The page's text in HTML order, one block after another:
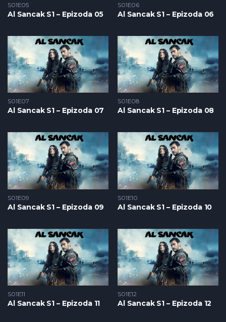
S01E05
Al Sancak S1 – Epizoda 05
S01E06
Al Sancak S1 – Epizoda 06
S01E07
Al Sancak S1 – Epizoda 07
S01E08
Al Sancak S1 – Epizoda 08
S01E09
Al Sancak S1 – Epizoda 09
S01E10
Al Sancak S1 – Epizoda 10
S01E11
Al Sancak S1 – Epizoda 11
S01E12
Al Sancak S1 – Epizoda 12